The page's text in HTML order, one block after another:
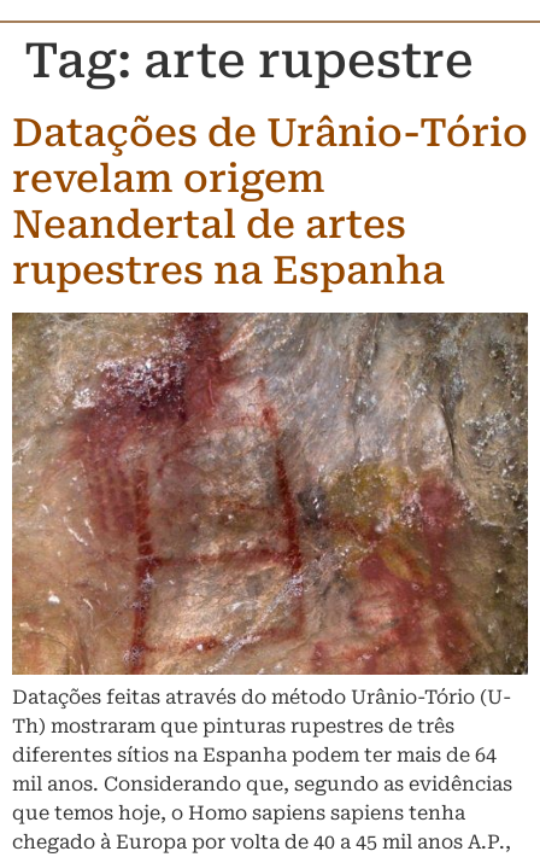
Tag: arte rupestre
Datações de Urânio-Tório
revelam origem
Neandertal de artes
rupestres na Espanha
Datações feitas através do método Urânio-Tório (U-
Th) mostraram que pinturas rupestres de três
diferentes sítios na Espanha podem ter mais de 64
mil anos. Considerando que, segundo as evidências
que temos hoje, o Homo sapiens sapiens tenha
chegado à Europa por volta de 40 a 45 mil anos A.P.,